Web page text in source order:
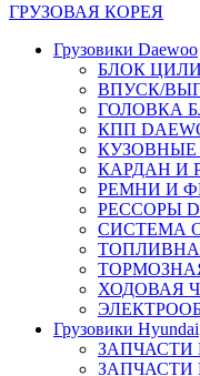
ГРУЗОВАЯ КОРЕЯ
Грузовики Daewoo
БЛОК
ВПУСК/
ГОЛОВКА
КПП
КУЗОВНЫЕ
КАРДАН И
РЕМНИ И
РЕССОРЫ
СИСТЕМА
ХОДОВАЯ
Грузовики Hyundai
ЗАПЧАСТИ
ЗАПЧАСТИ